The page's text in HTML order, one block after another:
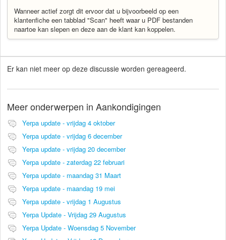
Wanneer actief zorgt dit ervoor dat u bijvoorbeeld op een
klantenfiche een tabblad "Scan" heeft waar u PDF bestanden
naartoe kan slepen en deze aan de klant kan koppelen.
Er kan niet meer op deze discussie worden gereageerd.
Meer onderwerpen in Aankondigingen
Yerpa update - vrijdag 4 oktober
Yerpa update - vrijdag 6 december
Yerpa update - vrijdag 20 december
Yerpa update - zaterdag 22 februari
Yerpa update - maandag 31 Maart
Yerpa update - maandag 19 mei
Yerpa update - vrijdag 1 Augustus
Yerpa Update - Vrijdag 29 Augustus
Yerpa Update - Woensdag 5 November